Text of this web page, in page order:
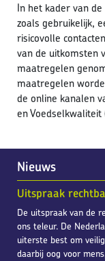
Nieuws
Uitspraak
De uitspraak van de
ons teleur. De
uiterste best om
daarbij oog voor
In het kader van
zoals gebruikelijk,
risicovolle
van de uitkomsten
maatregelen
maatregelen
de online kanalen
en